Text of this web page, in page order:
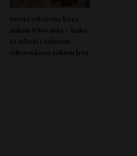
Suva i oštećena kosa
nakon letovanja – kako
to izbeći i sačuvati
zdravu kosu tokom leta